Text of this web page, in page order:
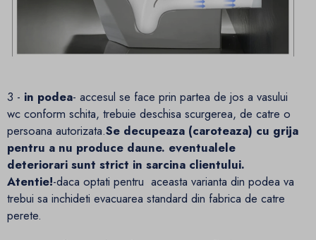
3 - in podea- accesul se face prin partea de jos a vasului
wc conform schita, trebuie deschisa scurgerea, de catre o
persoana autorizata.Se decupeaza (caroteaza) cu grija
pentru a nu produce daune. eventualele
deteriorari sunt strict in sarcina clientului.
Atentie!-daca optati pentru aceasta varianta din podea va
trebui sa inchideti evacuarea standard din fabrica de catre
perete.